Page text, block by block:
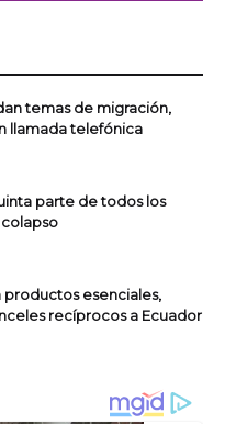
temas de migración,
llamada telefónica
parte de todos los
esenciales,
recíprocos a Ecuador